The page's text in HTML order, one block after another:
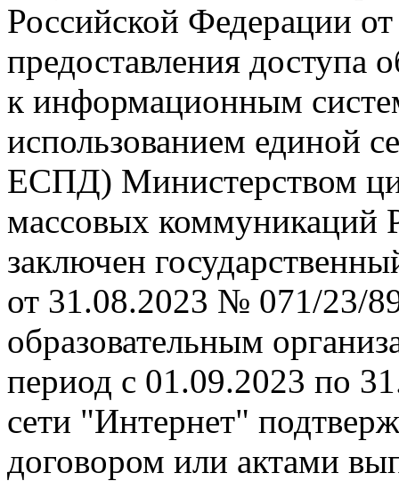
Российской Федерации
предоставления доступа
к информационным
использованием единой
ЕСПД) Министерством
массовых коммуникаций
заключен
от 31.08.2023 № 071/23/
образовательным
период с 01.09.2023 по
сети "Интернет"
договором или актами